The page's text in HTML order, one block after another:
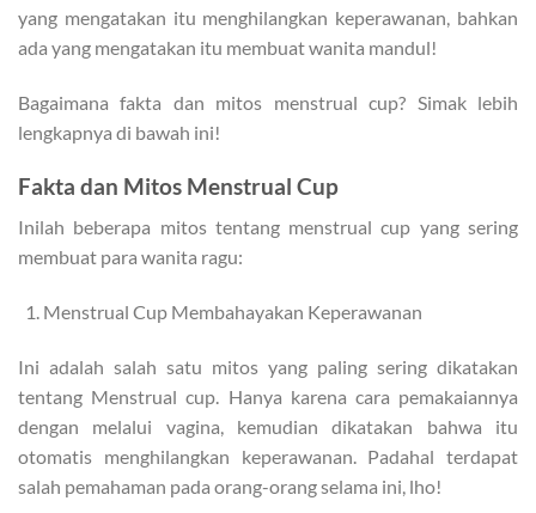
yang mengatakan itu menghilangkan keperawanan, bahkan
ada yang mengatakan itu membuat wanita mandul!
Bagaimana fakta dan mitos menstrual cup? Simak lebih
lengkapnya di bawah ini!
Fakta dan Mitos Menstrual Cup
Inilah beberapa mitos tentang menstrual cup yang sering
membuat para wanita ragu:
Menstrual Cup Membahayakan Keperawanan
Ini adalah salah satu mitos yang paling sering dikatakan
tentang Menstrual cup. Hanya karena cara pemakaiannya
dengan melalui vagina, kemudian dikatakan bahwa itu
otomatis menghilangkan keperawanan. Padahal terdapat
salah pemahaman pada orang-orang selama ini, lho!